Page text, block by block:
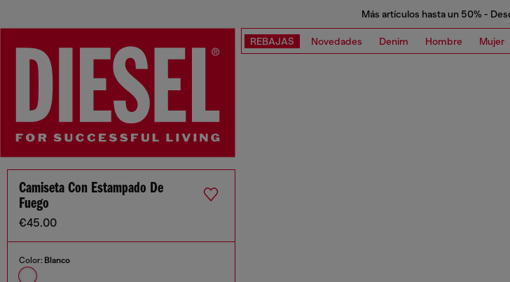
Más artículos hasta un 50% -
REBAJAS Novedades Denim Hombre Mujer
Camiseta Con Estampado De
Fuego
€45.00
Color: Blanco